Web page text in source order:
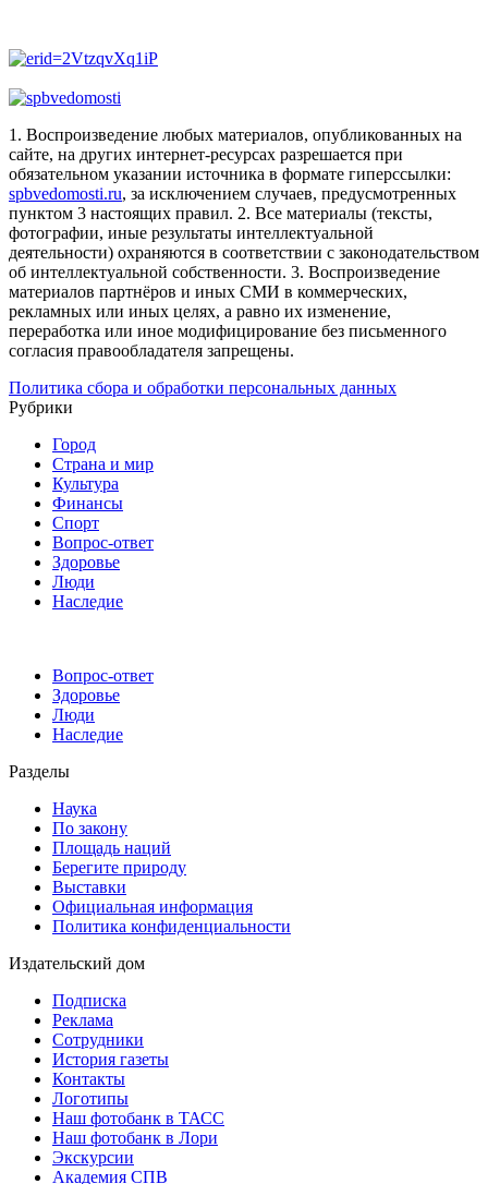
1. Воспроизведение любых материалов, опубликованных на
сайте, на других интернет-ресурсах разрешается при
обязательном указании источника в формате гиперссылки:
spbvedomosti.ru, за исключением случаев, предусмотренных
пунктом 3 настоящих правил. 2. Все материалы (тексты,
фотографии, иные результаты интеллектуальной
деятельности) охраняются в соответствии с законодательством
об интеллектуальной собственности. 3. Воспроизведение
материалов партнёров и иных СМИ в коммерческих,
рекламных или иных целях, а равно их изменение,
переработка или иное модифицирование без письменного
согласия правообладателя запрещены.
Политика сбора и обработки персональных данных
Рубрики
Город
Страна и мир
Культура
Финансы
Спорт
Вопрос-ответ
Здоровье
Люди
Наследие
Вопрос-ответ
Здоровье
Люди
Наследие
Разделы
Наука
По закону
Площадь наций
Берегите природу
Выставки
Официальная информация
Политика конфиденциальности
Издательский дом
Подписка
Реклама
Сотрудники
История газеты
Контакты
Логотипы
Наш фотобанк в ТАСС
Наш фотобанк в Лори
Экскурсии
Академия СПВ